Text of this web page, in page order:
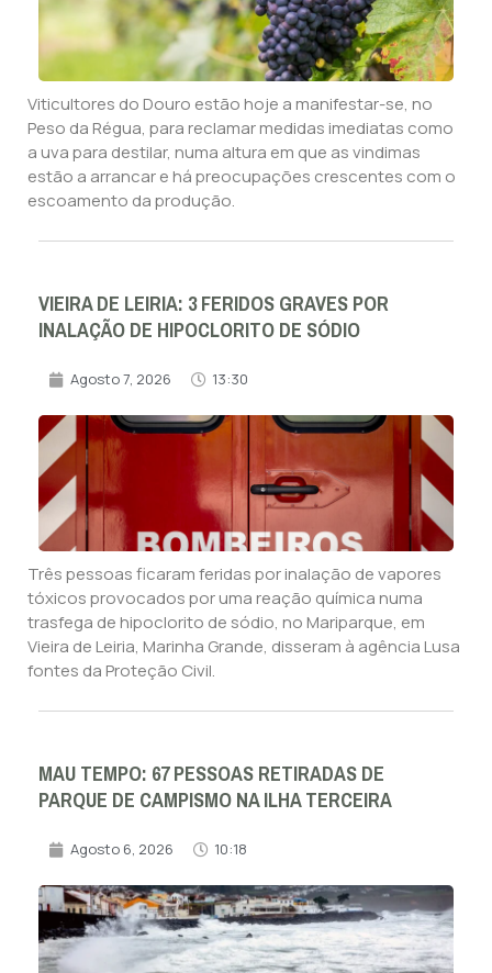
Viticultores do Douro estão hoje a manifestar-se, no
Peso da Régua, para reclamar medidas imediatas como
a uva para destilar, numa altura em que as vindimas
estão a arrancar e há preocupações crescentes com o
escoamento da produção.
VIEIRA DE LEIRIA: 3 FERIDOS GRAVES POR
INALAÇÃO DE HIPOCLORITO DE SÓDIO
Agosto 7, 2026 13:30
Três pessoas ficaram feridas por inalação de vapores
tóxicos provocados por uma reação química numa
trasfega de hipoclorito de sódio, no Mariparque, em
Vieira de Leiria, Marinha Grande, disseram à agência Lusa
fontes da Proteção Civil.
MAU TEMPO: 67 PESSOAS RETIRADAS DE
PARQUE DE CAMPISMO NA ILHA TERCEIRA
Agosto 6, 2026 10:18